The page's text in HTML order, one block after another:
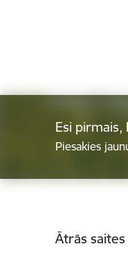
Esi pirmais,
Piesakies
Ātrās saites